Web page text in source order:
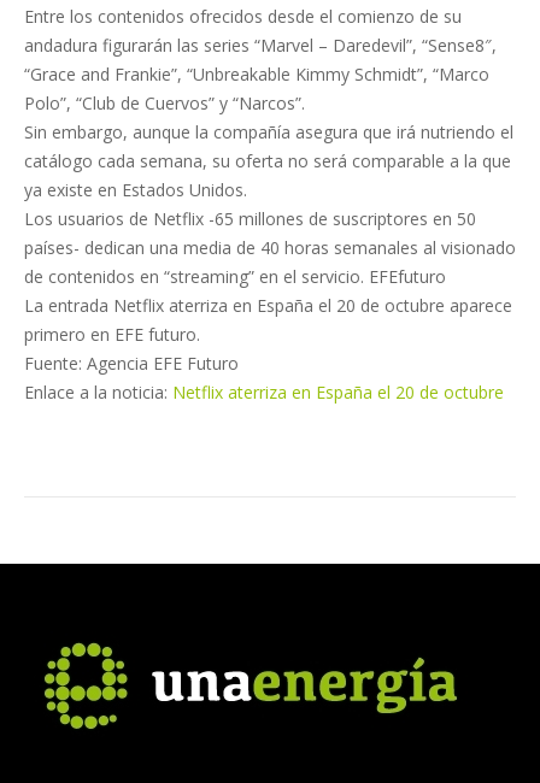
Entre los contenidos ofrecidos desde el comienzo de su
andadura figurarán las series “Marvel – Daredevil”, “Sense8″,
“Grace and Frankie”, “Unbreakable Kimmy Schmidt”, “Marco
Polo”, “Club de Cuervos” y “Narcos”.
Sin embargo, aunque la compañía asegura que irá nutriendo el
catálogo cada semana, su oferta no será comparable a la que
ya existe en Estados Unidos.
Los usuarios de Netflix -65 millones de suscriptores en 50
países- dedican una media de 40 horas semanales al visionado
de contenidos en “streaming” en el servicio. EFEfuturo
La entrada Netflix aterriza en España el 20 de octubre aparece
primero en EFE futuro.
Fuente: Agencia EFE Futuro
Enlace a la noticia: Netflix aterriza en España el 20 de octubre